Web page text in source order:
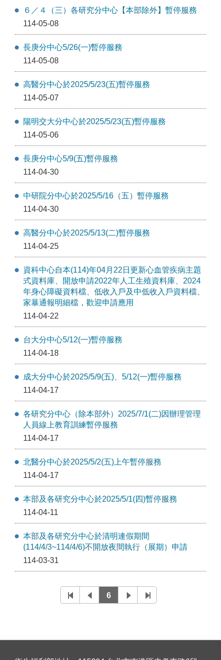
６／４（三）各研究分中心【本部除外】暫停服務
114-05-08
長庚分中心5/26(一)暫停服務
114-05-08
高醫分中心於2025/5/23(五)暫停服務
114-05-07
陽明交大分中心於2025/5/23(五)暫停服務
114-05-06
長庚分中心5/9(五)暫停服務
114-04-30
中研院分中心於2025/5/16（五）暫停服務
114-04-30
高醫分中心於2025/5/13(二)暫停服務
114-04-25
資科中心自本(114)年04月22日更新心血管疾病主題
式資料庫、開放申請2022年人工生殖資料庫、2024
年身心障礙資料檔、低收入戶及中低收入戶資料檔、
家暴通報明細檔，歡迎申請應用
114-04-22
台大分中心5/12(一)暫停服務
114-04-18
成大分中心於2025/5/9(五)、5/12(一)暫停服務
114-04-17
各研究分中心（除本部外）2025/7/1(二)因辦理管理
人員線上教育訓練暫停服務
114-04-17
北醫分中心於2025/5/2(五)上午暫停服務
114-04-17
本部及各研究分中心於2025/5/1(四)暫停服務
114-04-11
本部及各研究分中心於清明連假期間
(114/4/3~114/4/6)不開放夜間執行（展期）申請
114-03-31
6